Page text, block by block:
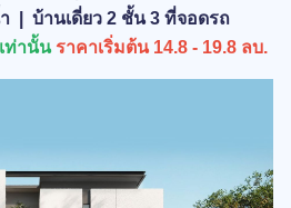
| บ้านเดี่ยว 2 ชั้น 3 ที่จอดรถ
ท่านั้น ราคาเริ่มต้น 14.8 - 19.8 ลบ.